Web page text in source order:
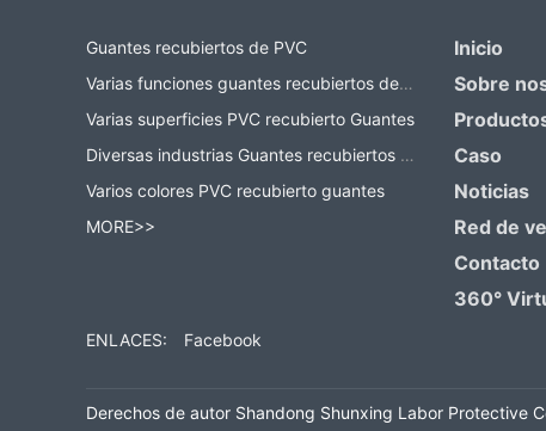
Guantes recubiertos de PVC
Varias funciones guantes recubiertos de PVC
Varias superficies PVC recubierto Guantes
Diversas industrias Guantes recubiertos de PVC
Varios colores PVC recubierto guantes
MORE>>
Inicio
Sobre
Caso
Noticias
Red de
Contacto
360°
ENLACES: Facebook
Derechos de autor Shandong Shunxing Labor Protective